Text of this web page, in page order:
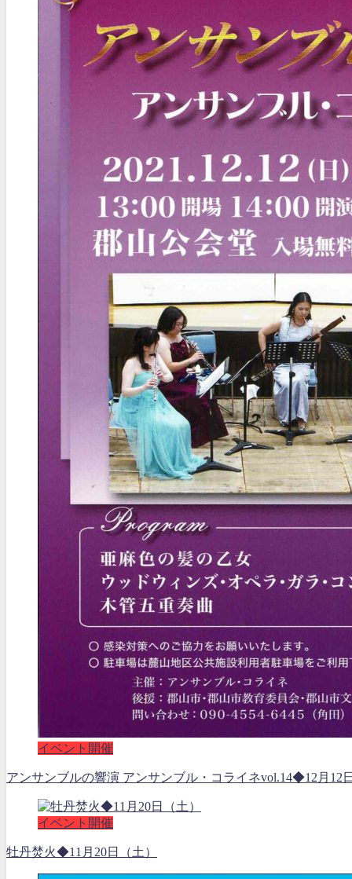
イベント開催
アンサンブルの響演 アンサンブル・コライネvol.14◆12月12
イベント開催
牡丹焚火◆11月20日（土）